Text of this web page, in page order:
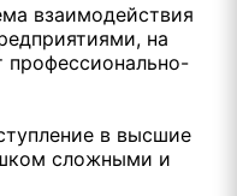
взаимодействия
на
в высшие
сложными и